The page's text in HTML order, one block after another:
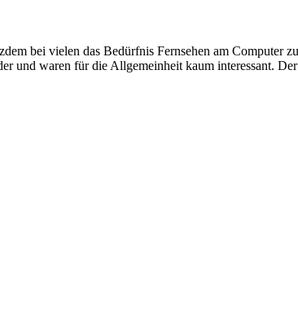
bei vielen das Bedürfnis Fernsehen am Computer
und waren für die Allgemeinheit kaum interessant. Der